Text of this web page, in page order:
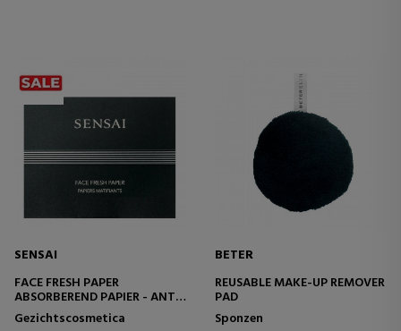
SENSAI
FACE FRESH PAPER
ABSORBEREND PAPIER - ANTI-
GLANZEND
Gezichtscosmetica
BETER
REUSABLE MAKE-UP REMOVER
PAD
Sponzen